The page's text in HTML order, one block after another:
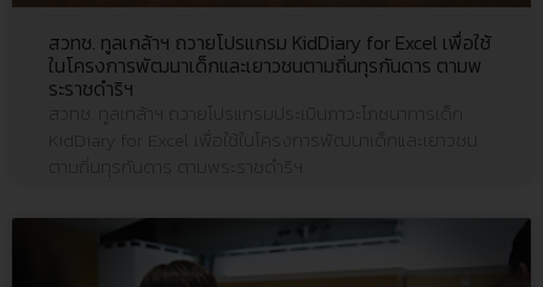
สวทช. ทูลเกล้าฯ ถวายโปรแกรม KidDiary for Excel เพื่อใช้
ในโครงการพัฒนาเด็กและเยาวชนตามถิ่นทุรกันดาร ตามพ
ระราชดำริฯ
สวทช. ทูลเกล้าฯ ถวายโปรแกรมประเมินภาวะโภชนาการเด็ก